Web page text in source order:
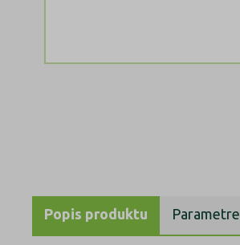
Popis produktu Parametre